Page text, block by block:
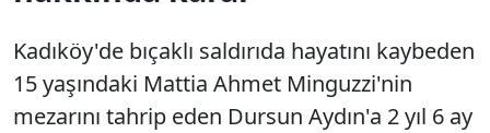
Kadıköy'de bıçaklı saldırıda hayatını kaybeden
15 yaşındaki Mattia Ahmet Minguzzi'nin
mezarını tahrip eden Dursun Aydın'a 2 yıl 6 ay